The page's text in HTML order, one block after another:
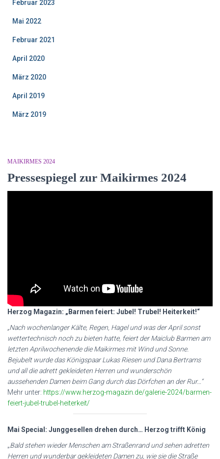
Februar 2023
Mai 2022
Februar 2021
April 2020
März 2020
April 2019
März 2019
MAIKIRMES 2024
Pressespiegel zur Maikirmes 2024
Herzog Magazin: „Barmen feiert: Jubel! Trubel! Heiterkeit!“
„Nach wochenlanger Kälte, Regen, Hagel und was der April sonst
wettertechnisch noch zu bieten hatte, feiert der Maiclub Barmen am
letzten Aprilwochenende die Maikirmes mit Wind und Sonne.
Bejubelt wurde das Königspaar Lukas Riesen und Dana Bertrams
und all die adrett gekleideten Herren und wunderschön
aussehenden Damen beim Gang durch das Dörfchen an der Rur…“
Mehr unter: https://www.herzog-magazin.de/galerie-2024/barmen-
feiert-jubel-trubel-heiterkeit/
Mai Special: Junggesellen drehen durch… Herzog trifft König
„Bald stehen wieder Menschen am Straßenrand und sehen adretten
Herren und wunderbar gekleideten Damen zu, wie sie die Straße